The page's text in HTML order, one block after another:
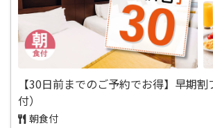
【30日前までのご予約でお得】早期
付）
朝食付